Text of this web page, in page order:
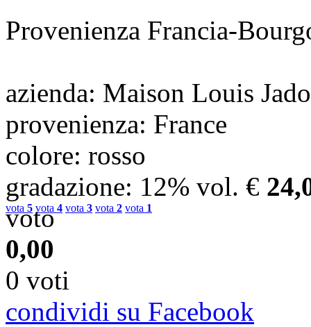
Provenienza Francia-
azienda: Maison Louis
provenienza: France
colore: rosso
gradazione: 12% vol. €
vota 5 vota 4 vota 3 vota 2 vota 1
voto
0,00
0 voti
condividi su Facebook